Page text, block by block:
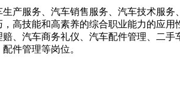
产服务、汽车销售服务、汽车技术服
高技能和高素养的综合职业能力的应用
、汽车商务礼仪、汽车配件管理、二
件管理等岗位。